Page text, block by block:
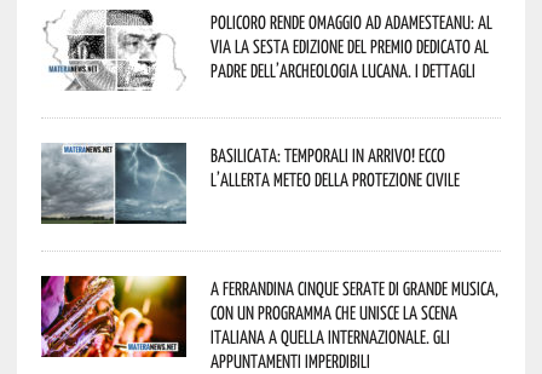
Policoro rende omaggio ad Adamesteanu: al
via la sesta edizione del Premio dedicato al
padre dell’archeologia lucana. I dettagli
Basilicata: temporali in arrivo! Ecco
l’allerta meteo della Protezione civile
A Ferrandina cinque serate di grande musica,
con un programma che unisce la scena
italiana a quella internazionale. Gli
appuntamenti imperdibili